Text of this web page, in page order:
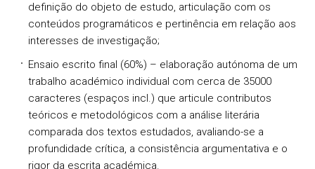
definição do objeto de estudo, articulação com os
conteúdos programáticos e pertinência em relação aos
interesses de investigação;
Ensaio escrito final (60%) – elaboração autónoma de um
trabalho académico individual com cerca de 35000
caracteres (espaços incl.) que articule contributos
teóricos e metodológicos com a análise literária
comparada dos textos estudados, avaliando-se a
profundidade crítica, a consistência argumentativa e o
rigor da escrita académica.